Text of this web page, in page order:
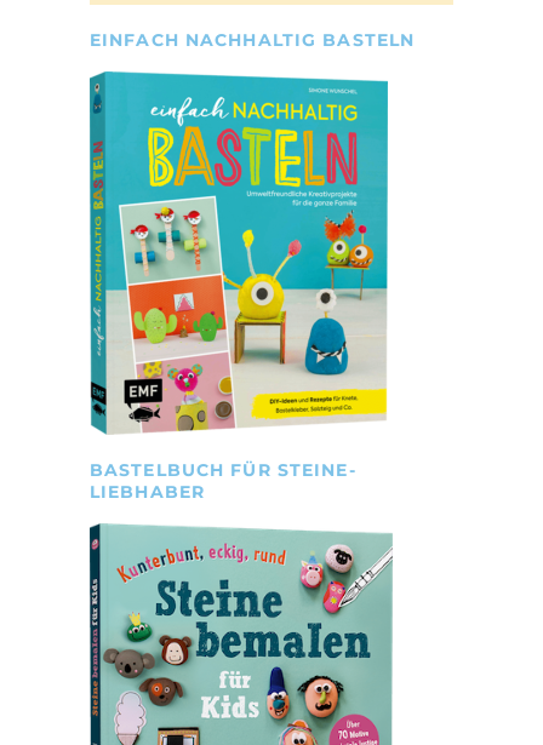
EINFACH NACHHALTIG BASTELN
BASTELBUCH FÜR STEINE-
LIEBHABER